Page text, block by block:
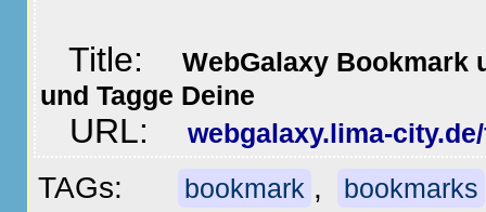
Title:
WebGalaxy Bookmark
und Tagge Deine
URL: webgalaxy.lima-
TAGs: bookmark ,
bookmarks